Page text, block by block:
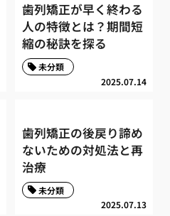
歯列矯正が早く終わる
人の特徴とは？期間短
縮の秘訣を探る
2025.07.14
未分類
歯列矯正の後戻り諦め
ないための対処法と再
治療
2025.07.13
未分類